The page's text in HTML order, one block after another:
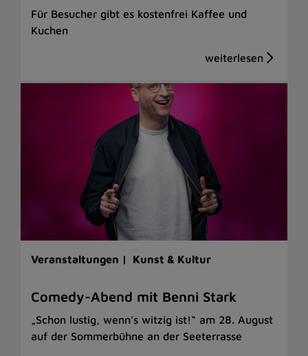
Für Besucher gibt es kostenfrei Kaffee und
Kuchen
Veranstaltungen | Kunst & Kultur
Comedy-Abend mit Benni Stark
„Schon lustig, wenn’s witzig ist!“ am 28. August
auf der Sommerbühne an der Seeterrasse